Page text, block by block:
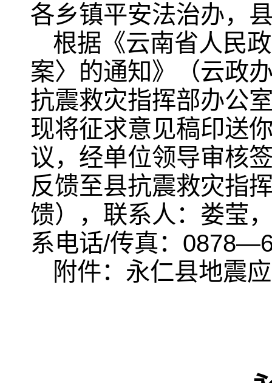
各乡镇平安法治办，
根据《云南省人民
案〉的通知》（云政
抗震救灾指挥部办公
现将征求意见稿印送
议，经单位领导审核
反馈至县抗震救灾指
馈），联系人：娄莹
系电话/传真：
附件：永仁县地震